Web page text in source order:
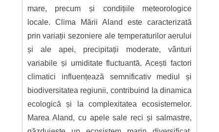
mare, precum și condițiile meteorologice
locale. Clima Mării Aland este caracterizată
prin variații sezoniere ale temperaturilor aerului
și ale apei, precipitații moderate, vânturi
variabile și umiditate fluctuantă. Acești factori
climatici influențează semnificativ mediul și
biodiversitatea regiunii, contribuind la dinamica
ecologică și la complexitatea ecosistemelor.
Marea Aland, cu apele sale reci și salmastre,